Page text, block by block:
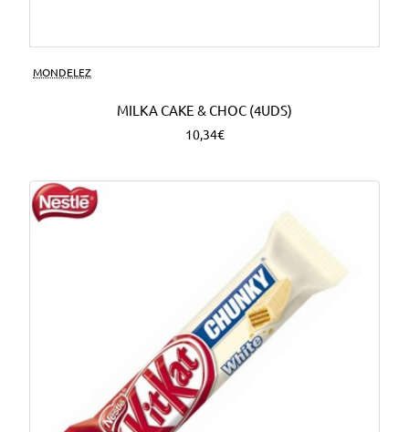
MONDELEZ
MILKA CAKE & CHOC (4UDS)
10,34€